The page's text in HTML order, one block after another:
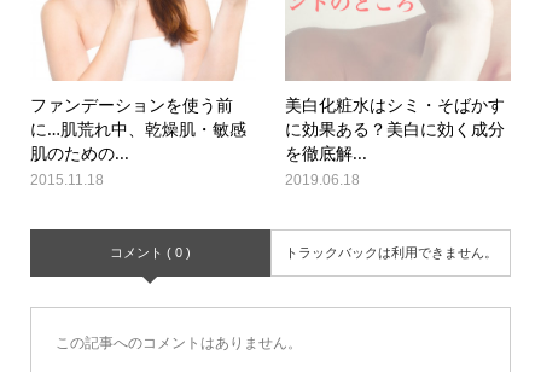
ファンデーションを使う前
に…肌荒れ中、乾燥肌・敏感
肌のための...
2015.11.18
美白化粧水はシミ・そばかす
に効果ある？美白に効く成分
を徹底解...
2019.06.18
コメント ( 0 ) トラックバックは利用できません。
この記事へのコメントはありません。